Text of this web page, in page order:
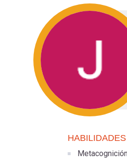
cuenta
ayuda
a
la